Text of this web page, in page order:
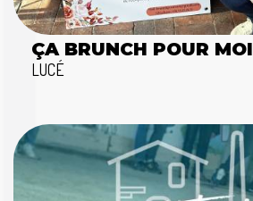
ÇA BRUNCH POUR MOI
LUCÉ